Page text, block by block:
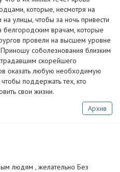
которые, несмотря на
улицы, чтобы за ночь привести
белгородским врачам, которые
провели на высшем уровне
соболезнования близким
скорейшего
оказать любую необходимую
поддержать тех, кто
свои жизни.
Архив
людям , желательно Без